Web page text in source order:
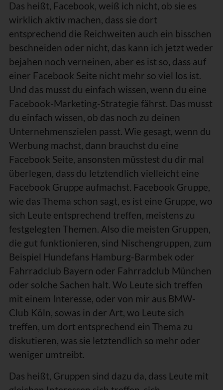
Das heißt, Facebook, weiß ich nicht, ob sie es
wirklich aktiv machen, dass sie dort
entsprechend die Reichweiten auch ein bisschen
beschneiden oder nicht, das kann ich jetzt weder
bejahen noch verneinen, aber es ist so, dass auf
einer Facebook Seite nicht mehr so viel los ist.
Und das musst du einfach wissen, wenn du eine
Facebook-Marketing-Strategie fährst. Das musst
du einfach wissen, ob das noch zu deinen
Unternehmenszielen passt. Wie gesagt, wenn du
Werbung machst, dann brauchst du eine
Facebook Seite, ansonsten müsstest du dir mal
überlegen, dass du letztendlich vielleicht eine
Facebook Gruppe aufmachst. Facebook Gruppe,
wie das Thema schon sagt, es ist eine Gruppe, wo
sich Leute entsprechend treffen, meistens zu
festgelegten Themen. Also die meisten Gruppen,
die gut funktionieren, sind Nischengruppen, zum
Beispiel Hundefans Hamburg-Barmbek oder
Fahrradclub Bayern oder Fahrradclub München
oder solche Sachen halt. Wo Leute sich treffen
mit einem Interesse, oder von mir aus BMW-
Club Köln, sowas in der Art, wo Leute sich
treffen, um dort entsprechend ein Thema zu
diskutieren, was sie letztendlich so mehr oder
weniger umtreibt.
Das heißt, Gruppen sind dazu da, dass Leute mit